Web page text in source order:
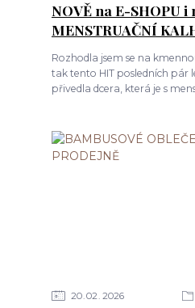
NOVĚ na E-SHOPU i
MENSTRUAČNÍ
Rozhodla jsem se na
tak tento HIT posledních pár
přivedla dcera, která je s
20 02 2026